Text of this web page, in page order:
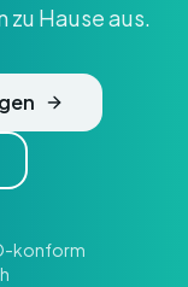
zu Hause aus.
konform